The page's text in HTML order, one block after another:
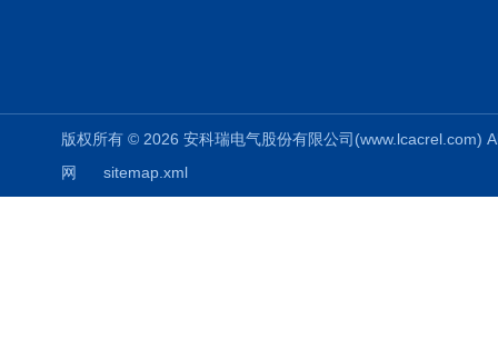
版权所有 © 2026 安科瑞电气股份有限公司
网
sitemap.xml